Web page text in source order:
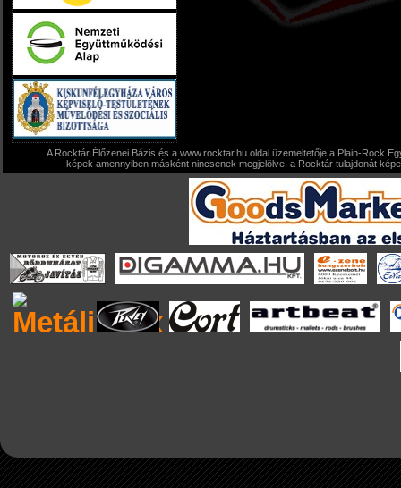
A Rocktár Élőzenei Bázis és a www.rocktar.hu oldal üzemeltetője a Plain-Rock
képek amennyiben másként nincsenek megjelölve, a Rocktár tulajdonát